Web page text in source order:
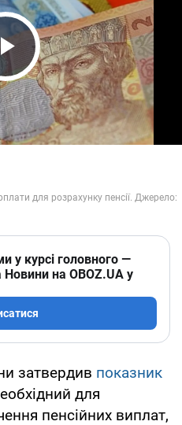
Video
у курсі головного —
Новини на OBOZ.UA у
затвердив показник
для
пенсійних виплат,